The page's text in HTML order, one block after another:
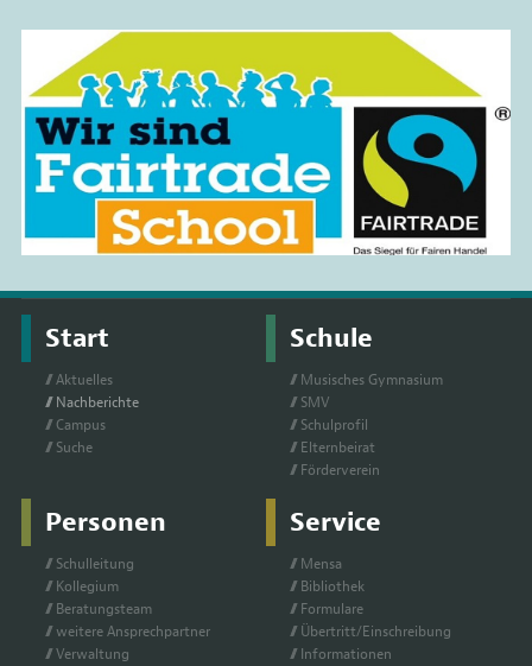
Start
Ak­tu­el­les
Nach­be­rich­te
Cam­pus
Su­che
Schule
Mu­si­sches Gym­na­si­um
SMV
Schul­pro­fil
El­tern­bei­rat
För­der­ver­ein
Personen
Schul­lei­tung
Kol­le­gi­um
Be­ra­tungs­team
wei­te­re An­sprech­part­ner
Ver­wal­tung
Service
Men­sa
Bi­blio­thek
For­mu­la­re
Über­tritt/Ein­schrei­bung
In­for­ma­tio­nen